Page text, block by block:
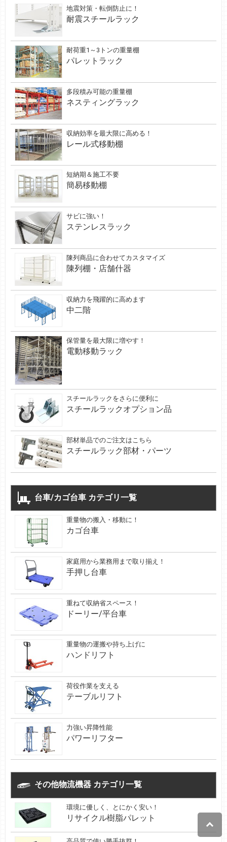
地震対策・転倒防止に！
耐震スチールラック
耐荷重1～3トンの重量棚
パレットラック
多段積み可能の重量棚
ネスティングラック
収納効率を最大限に高める！
レール式移動棚
短納期＆施工不要
簡易移動棚
サビに強い！
ステンレスラック
陳列商品に合わせてカスタマイズ
陳列棚・店舗什器
収納力を飛躍的に高めます
中二階
保管量を最大限に増やす！
電動移動ラック
スチールラックをさらに便利に
スチールラックオプション品
部材単品でのご注文はこちら
スチールラック部材・パーツ
台車/カゴ台車 カテゴリ一覧
重量物の搬入・移動に！
カゴ台車
家庭用から業務用まで取り揃え！
手押し台車
重ねて収納省スペース！
ドーリー/平台車
重量物の運搬や持ち上げに
ハンドリフト
荷役作業を支える
テーブルリフト
力強い昇降性能
パワーリフター
その他物流機器 カテゴリ一覧
環境に優しく、とにかく安い！
リサイクル樹脂パレット